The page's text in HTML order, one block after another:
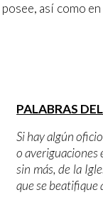
así como
PALABRAS
Si hay algún
o averiguaciones
sin más, de la
que se beatifique